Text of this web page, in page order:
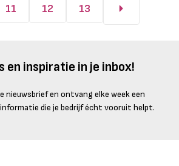
11 12 13
en inspiratie in je inbox!
nieuwsbrief en ontvang elke week een
die je bedrijf écht vooruit helpt.